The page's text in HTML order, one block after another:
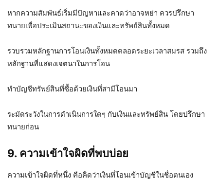
หากความสัมพันธ์เริ่มมีปัญหาและคาดว่าอาจหย่า ควรปรึกษา
ทนายเพื่อประเมินสถานะของเงินและทรัพย์สินทั้งหมด
รวบรวมหลักฐานการโอนเงินทั้งหมดตลอดระยะเวลาสมรส รวมถึง
หลักฐานที่แสดงเจตนาในการโอน
ทำบัญชีทรัพย์สินที่ซื้อด้วยเงินที่สามีโอนมา
ระมัดระวังในการดำเนินการใดๆ กับเงินและทรัพย์สิน โดยปรึกษา
ทนายก่อน
9. ความเข้าใจผิดที่พบบ่อย
ความเข้าใจผิดที่หนึ่ง คือคิดว่าเงินที่โอนเข้าบัญชีในชื่อตนเอง